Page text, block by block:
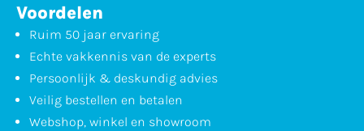
Voordelen
Ruim 50 jaar ervaring
Echte vakkennis van de experts
Persoonlijk & deskundig advies
Veilig bestellen en betalen
Webshop, winkel en showroom